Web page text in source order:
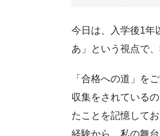
今日は、入学後1年
あ」という視点で
「合格への道」を
収集をされている
たことを記憶して